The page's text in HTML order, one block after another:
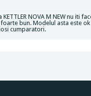
NOVA M NEW nu iti
foarte bun. Modelul asta este
cumparatori.